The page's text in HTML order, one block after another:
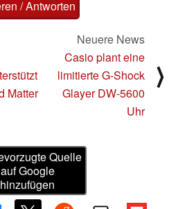
/ Antworten
Matter
Neuere News
Casio plant eine
limitierte G-Shock
Glayer DW-5600
Uhr
⟩
Quelle
auf Google
hinzufügen